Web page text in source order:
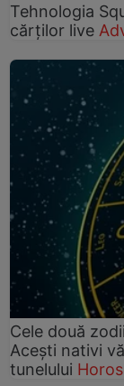
Tehnologia
cărților live
Cele două
Acești nativi
tunelului